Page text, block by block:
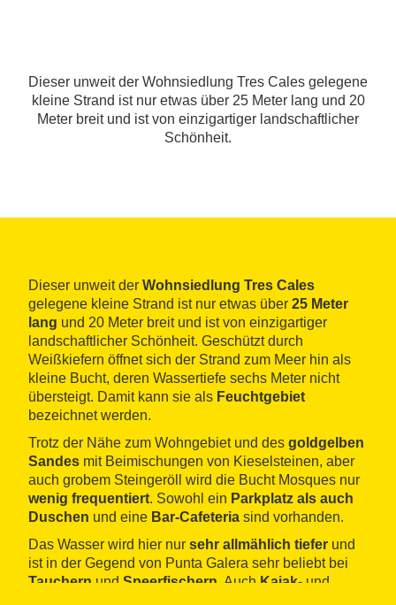
Dieser unweit der Wohnsiedlung Tres Cales gelegene
kleine Strand ist nur etwas über 25 Meter lang und 20
Meter breit und ist von einzigartiger landschaftlicher
Schönheit.
Dieser unweit der Wohnsiedlung Tres Cales
gelegene kleine Strand ist nur etwas über 25 Meter
lang und 20 Meter breit und ist von einzigartiger
landschaftlicher Schönheit. Geschützt durch
Weißkiefern öffnet sich der Strand zum Meer hin als
kleine Bucht, deren Wassertiefe sechs Meter nicht
übersteigt. Damit kann sie als Feuchtgebiet
bezeichnet werden.
Trotz der Nähe zum Wohngebiet und des goldgelben
Sandes mit Beimischungen von Kieselsteinen, aber
auch grobem Steingeröll wird die Bucht Mosques nur
wenig frequentiert. Sowohl ein Parkplatz als auch
Duschen und eine Bar-Cafeteria sind vorhanden.
Das Wasser wird hier nur sehr allmählich tiefer und
ist in der Gegend von Punta Galera sehr beliebt bei
Tauchern und Speerfischern . Auch Kajak- und